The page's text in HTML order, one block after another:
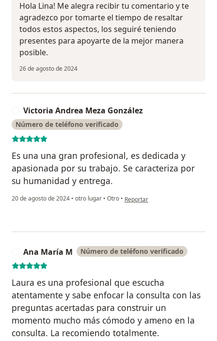
Hola Lina! Me alegra recibir tu comentario y te
agradezco por tomarte el tiempo de resaltar
todos estos aspectos, los seguiré teniendo
presentes para apoyarte de la mejor manera
posible.
26 de agosto de 2024
Victoria Andrea Meza González
Número de teléfono verificado
Es una una gran profesional, es dedicada y
apasionada por su trabajo. Se caracteriza por
su humanidad y entrega.
20 de agosto de 2024 • otro lugar • Otro • en opinión del usuario Victoria
Reportar
Ana María M Número de teléfono verificado
Laura es una profesional que escucha
atentamente y sabe enfocar la consulta con las
preguntas acertadas para construir un
momento mucho más cómodo y ameno en la
consulta. La recomiendo totalmente.